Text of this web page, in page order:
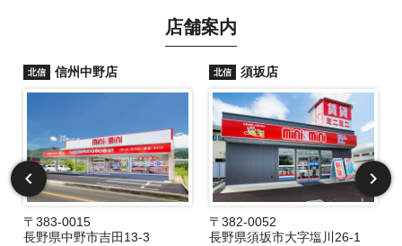
店舗案内
北信 信州中野店
〒383-0015
長野県中野市吉田13-3
北信 須坂店
〒382-0052
長野県須坂市大字塩川26-1